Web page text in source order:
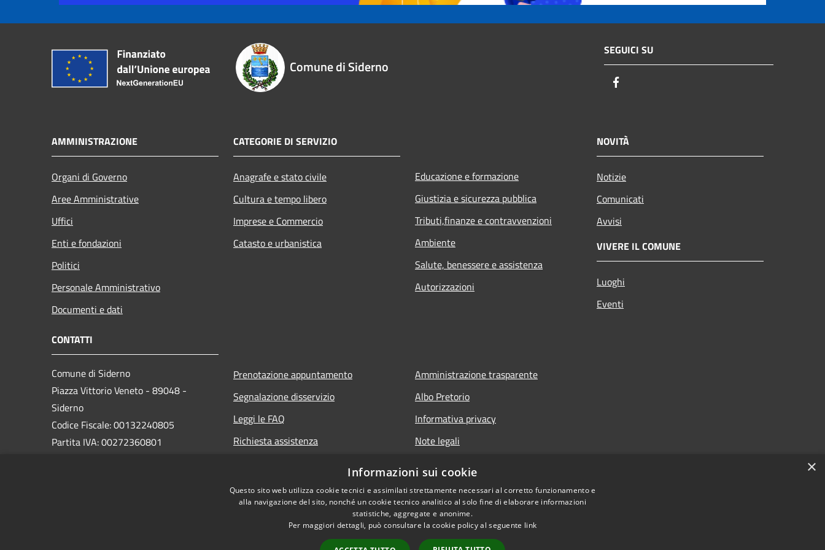
Comune di Siderno
SEGUICI SU
AMMINISTRAZIONE
Organi di Governo
Aree Amministrative
Uffici
Enti e fondazioni
Politici
Personale Amministrativo
Documenti e dati
CATEGORIE DI SERVIZIO
Anagrafe e stato civile
Cultura e tempo libero
Imprese e Commercio
Catasto e urbanistica
Educazione e formazione
Giustizia e sicurezza pubblica
Tributi,finanze e contravvenzioni
Ambiente
Salute, benessere e assistenza
Autorizzazioni
NOVITÀ
Notizie
Comunicati
Avvisi
VIVERE IL COMUNE
Luoghi
Eventi
CONTATTI
Comune di Siderno
Piazza Vittorio Veneto - 89048 -
Siderno
Codice Fiscale: 00132240805
Partita IVA: 00272360801
Prenotazione appuntamento
Segnalazione disservizio
Leggi le FAQ
Richiesta assistenza
Amministrazione trasparente
Albo Pretorio
Informativa privacy
Note legali
×
Informazioni sui cookie
Questo sito web utilizza cookie tecnici e assimilati strettamente necessari al corretto funzionamento e
alla navigazione del sito, nonché un cookie tecnico analitico al solo fine di elaborare informazioni
statistiche, aggregate e anonime.
Per maggiori dettagli, può consultare la cookie policy al seguente link